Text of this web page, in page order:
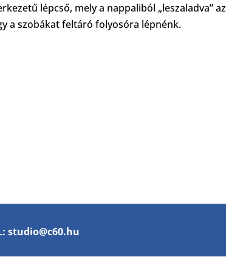
lépcső, mely a nappaliból „leszaladva” az
a szobákat feltáró folyosóra lépnénk.
studio@c60.hu